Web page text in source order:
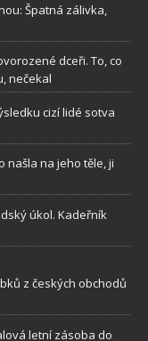
Špatná zálivka,
dceři. To, co
nečekal
cizí lidé sotva
našla na jeho těle, ji
úkol. Kadeřník
z českých obchodů
letní zásoba do